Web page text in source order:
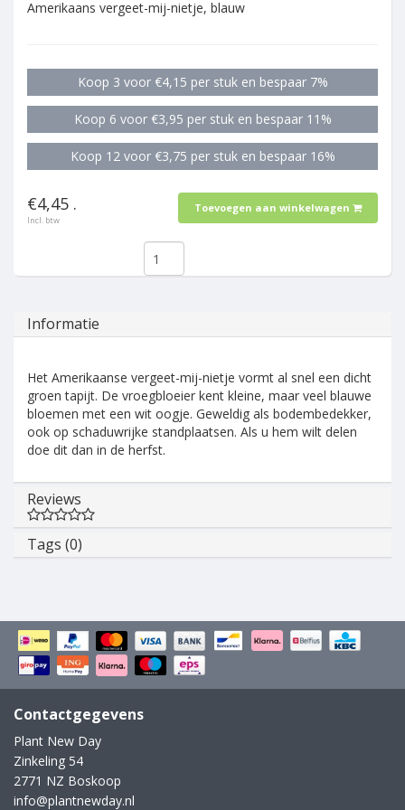
Amerikaans vergeet-mij-nietje, blauw
Koop 3 voor €4,15 per stuk en bespaar 7%
Koop 6 voor €3,95 per stuk en bespaar 11%
Koop 12 voor €3,75 per stuk en bespaar 16%
€4,45 .
Incl. btw
Toevoegen aan winkelwagen
Informatie
Het Amerikaanse vergeet-mij-nietje vormt al snel een dicht
groen tapijt. De vroegbloeier kent kleine, maar veel blauwe
bloemen met een wit oogje. Geweldig als bodembedekker,
ook op schaduwrijke standplaatsen. Als u hem wilt delen
doe dit dan in de herfst.
Reviews
Tags (0)
Contactgegevens
Plant New Day
Zinkeling 54
2771 NZ Boskoop
info@plantnewday.nl